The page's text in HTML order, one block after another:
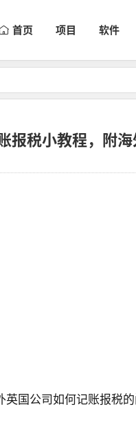
首页 项目 软件
报税小教程，附
国公司如何记账报税